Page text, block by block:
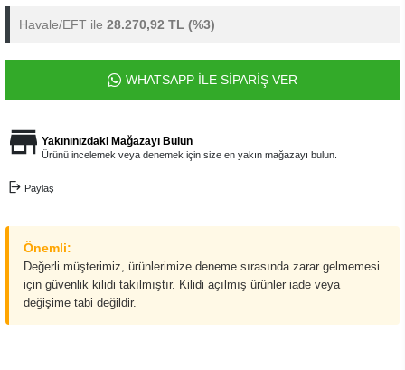
Havale/EFT ile 28.270,92 TL (%3)
WHATSAPP İLE SİPARİŞ VER
Yakınınızdaki Mağazayı Bulun
Ürünü incelemek veya denemek için size en yakın mağazayı bulun.
Paylaş
Önemli:
Değerli müşterimiz, ürünlerimize deneme sırasında zarar gelmemesi
için güvenlik kilidi takılmıştır. Kilidi açılmış ürünler iade veya
değişime tabi değildir.